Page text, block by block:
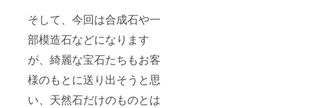
そして、今回は合成石や一
部模造石などになります
が、綺麗な宝石たちもお客
様のもとに送り出そうと思
い、天然石だけのものとは